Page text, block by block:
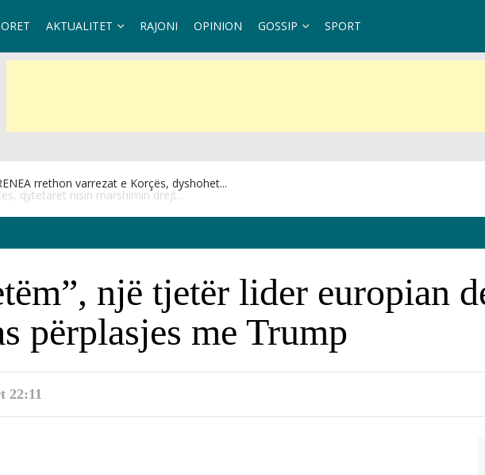
AKTUALITET RAJONI OPINION GOSSIP SPORT
qytetarët nisin marshimin drejt...
një tjetër lider europian
përplasjes me Trump
22:11